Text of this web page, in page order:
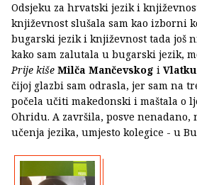
Odsjeku za hrvatski jezik i
književnost slušala sam kao izborni
bugarski jezik i književnost tada još
kako sam zalutala u bugarski jezik,
Prije kiše Milča Mančevskog i
čijoj glazbi sam odrasla, jer sam na
počela učiti makedonski i maštala o
Ohridu. A završila, posve nenadano,
učenja jezika, umjesto kolegice - u